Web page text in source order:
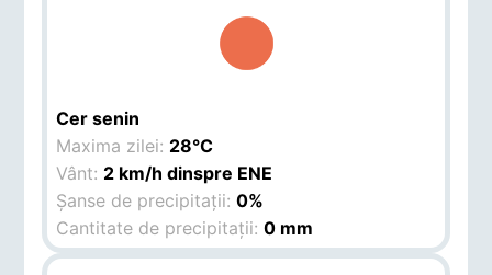
Cer senin
Maxima zilei: 28°C
Vânt: 2 km/h dinspre ENE
Șanse de precipitații:0%
Cantitate de precipitații:0 mm